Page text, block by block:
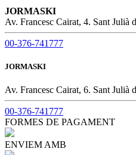
JORMASKI
Av. Francesc Cairat, 4. Sant
00-376-741777
JORMASKI
Av. Francesc Cairat, 6. Sant
00-376-741777
FORMES DE PAGAMENT
ENVIEM AMB